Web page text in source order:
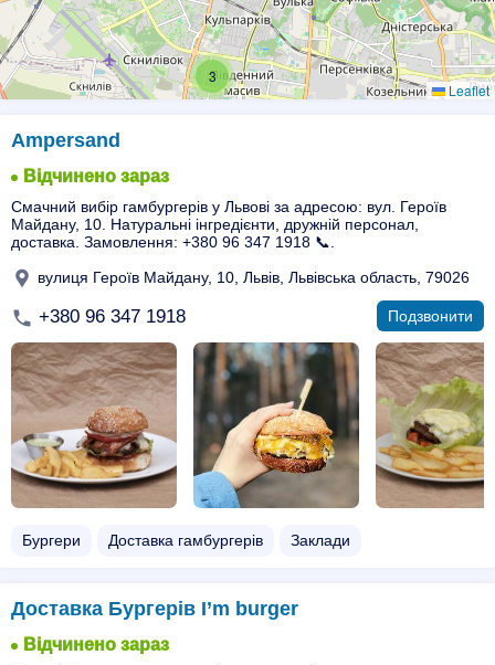
3
Leaflet
Ampersand
Відчинено зараз
Смачний вибір гамбургерів у Львові за адресою: вул. Героїв
Майдану, 10. Натуральні інгредієнти, дружній персонал,
доставка. Замовлення: +380 96 347 1918 📞.
вулиця Героїв Майдану, 10, Львів, Львівська область, 79026
+380 96 347 1918 Подзвонити
Бургери Доставка гамбургерів Заклади
Доставка Бургерів I’m burger
Відчинено зараз